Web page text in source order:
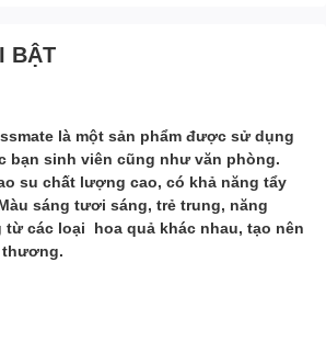
BẬT
là một sản phẩm được sử dụng
bạn sinh viên cũng như văn phòng.
su chất lượng cao, có khả năng tẩy
sáng tươi sáng, trẻ trung, năng
từ các loại hoa quả khác nhau, tạo nên
thương.